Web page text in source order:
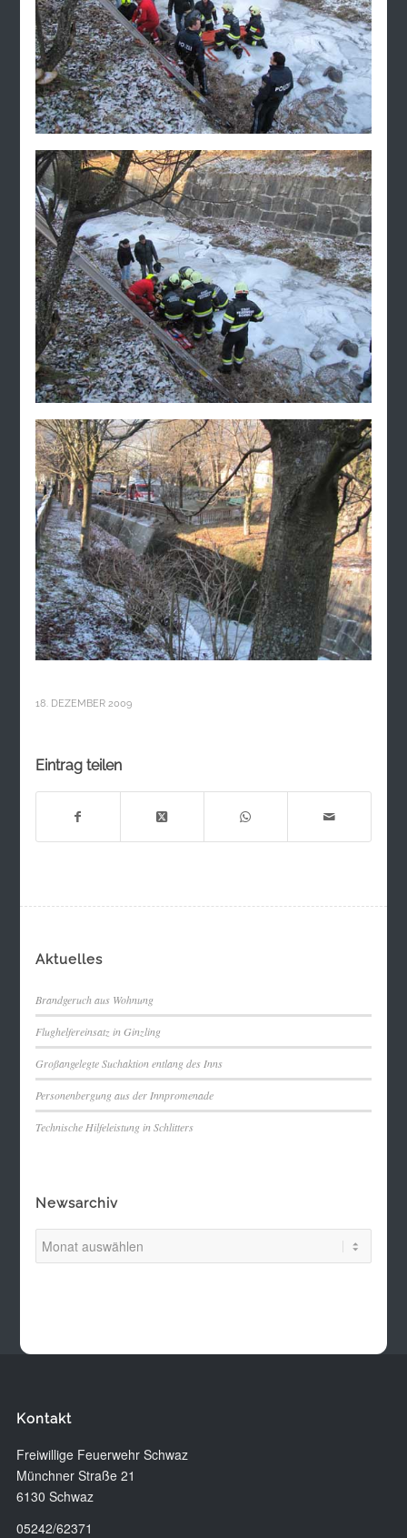
18. DEZEMBER 2009
Eintrag teilen
Aktuelles
Brandgeruch aus Wohnung
Flughelfereinsatz in Ginzling
Großangelegte Suchaktion entlang des Inns
Personenbergung aus der Innpromenade
Technische Hilfeleistung in Schlitters
Newsarchiv
Kontakt
Freiwillige Feuerwehr Schwaz
Münchner Straße 21
6130 Schwaz
05242/62371